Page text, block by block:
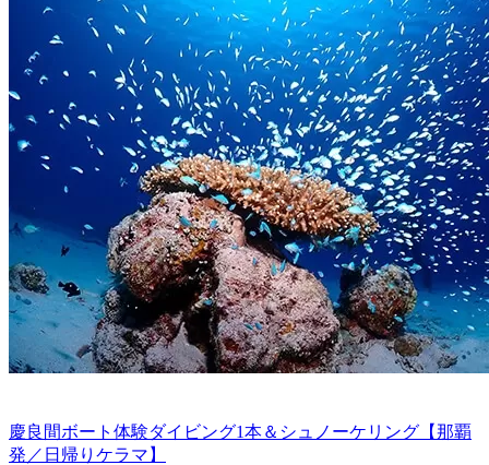
慶良間ボート体験ダイビング1本＆シュノーケリング【那覇
発／日帰りケラマ】